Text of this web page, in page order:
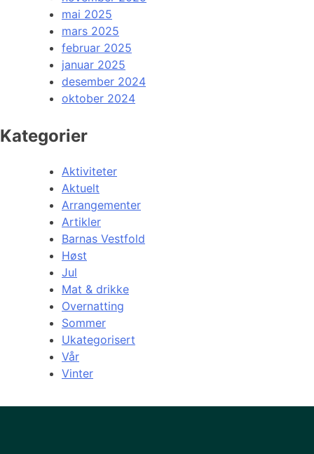
mai 2025
mars 2025
februar 2025
januar 2025
desember 2024
oktober 2024
Kategorier
Aktiviteter
Aktuelt
Arrangementer
Artikler
Barnas Vestfold
Høst
Jul
Mat & drikke
Overnatting
Sommer
Ukategorisert
Vår
Vinter